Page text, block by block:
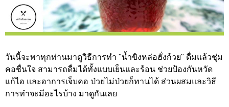
วันนี้จะพาทุกท่านมาดูวิธีการทำ "น้ำขิงหล่อฮั่งก้วย" ดื่มแล้วชุ่ม
คอชื่นใจ สามารถดื่มได้ทั้งแบบเย็นและร้อน ช่วยป้องกันหวัด
แก้ไอ และอาการเจ็บคอ ป่วยไม่ป่วยก็ทานได้ ส่วนผสมและวิธี
การทำจะมีอะไรบ้าง มาดูกันเลย